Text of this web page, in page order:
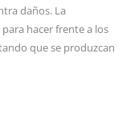
daños. La
hacer frente a los
que se produzcan